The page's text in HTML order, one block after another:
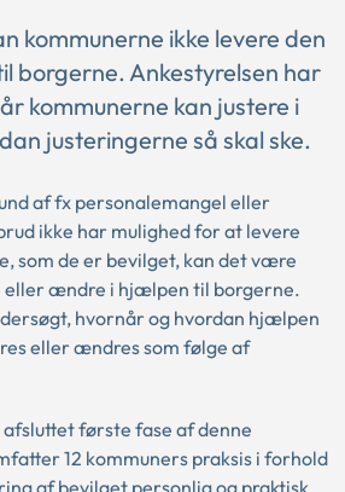
kommunerne ikke levere den
borgerne. Ankestyrelsen har
kommunerne kan justere i
justeringerne så skal ske.
af fx personalemangel eller
ikke har mulighed for at levere
som de er bevilget, kan det være
eller ændre i hjælpen til borgerne.
hvornår og hvordan hjælpen
eller ændres som følge af
første fase af denne
12 kommuners praksis i forhold
af bevilget personlig og praktisk